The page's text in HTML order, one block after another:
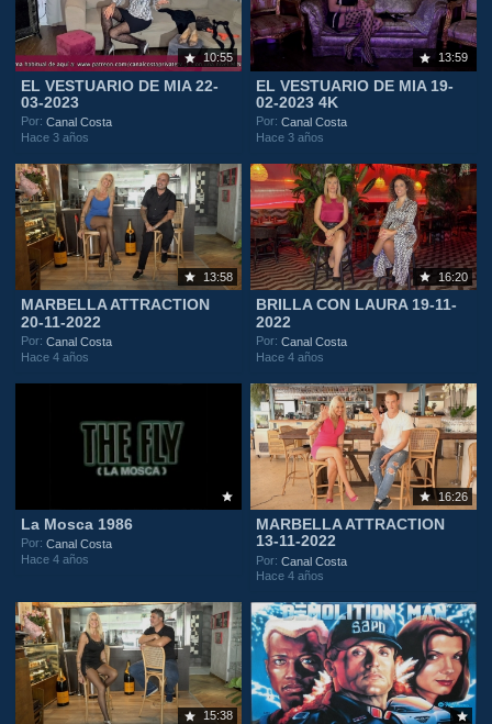
10:55
EL VESTUARIO DE MIA 22-
03-2023
Por:Canal Costa
Hace 3 años
13:59
EL VESTUARIO DE MIA 19-
02-2023 4K
Por:Canal Costa
Hace 3 años
13:58
MARBELLA ATTRACTION
20-11-2022
Por:Canal Costa
Hace 4 años
16:20
BRILLA CON LAURA 19-11-
2022
Por:Canal Costa
Hace 4 años
La Mosca 1986
Por:Canal Costa
Hace 4 años
16:26
MARBELLA ATTRACTION
13-11-2022
Por:Canal Costa
Hace 4 años
15:38